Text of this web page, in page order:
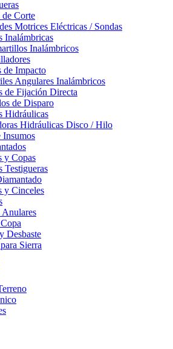
de Corte
Motrices Eléctricas / Sondas
Inalámbricas
Inalámbricos
de Impacto
Angulares Inalámbricos
de Fijación Directa
de Disparo
Hidráulicas
Hidráulicas Disco / Hilo
Insumos
y Copas
Testigueras
y Cinceles
Anulares
Desbaste
Sierra